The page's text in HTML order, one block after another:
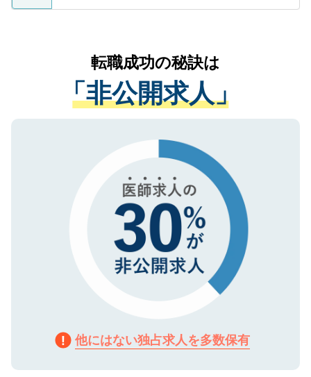
ているすべての個人データはご本人の許可
は、個人情報の取り扱いについての厳密な
管理基準を満たした事業者のみに付与され
る、プライバシーマークを取得済みです。
で、機密保持に関してもご安心ください。
かがいして、現在の医療機関の状況や紹介
経験をまじえながら、適切なアドバイスを
させていただきます。すぐにご転職をされ
ない方には、長期的なサポートが可能です
ので、まずはご登録ください。
転職成功の秘訣は
「非公開求人」
他にはない独占求人を多数保有